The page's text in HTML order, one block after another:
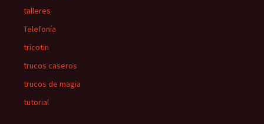
talleres
Telefonía
tricotin
trucos caseros
trucos de magia
tutorial